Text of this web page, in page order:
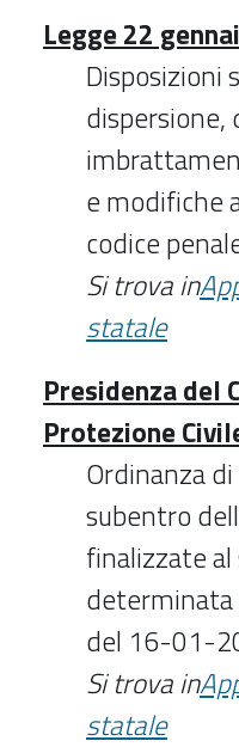
Legge 22
Disposizioni
e modifiche
codice
Si trova in
statale
Presidenza del
Protezione
Ordinanza
subentro
finalizzate
determinata
del 16-01-
Si trova in
statale